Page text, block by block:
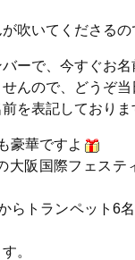
吹いてくださるの
ーで、今すぐお名
んので、どうぞ当
を表記しておりま
豪華ですよ
大阪国際フェステ
らトランペット6
。